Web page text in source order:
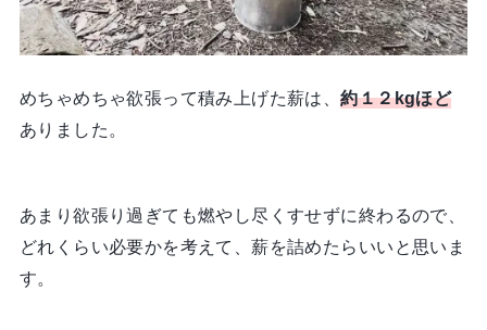
めちゃめちゃ欲張って積み上げた薪は、約１２kgほど
ありました。
あまり欲張り過ぎても燃やし尽くすせずに終わるので、
どれくらい必要かを考えて、薪を詰めたらいいと思いま
す。